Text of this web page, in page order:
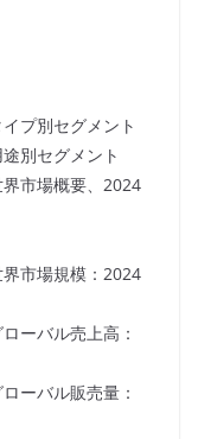
プ別セグメント
別セグメント
市場概要、2024
市場規模：2024
ーバル売上高：
ーバル販売量：